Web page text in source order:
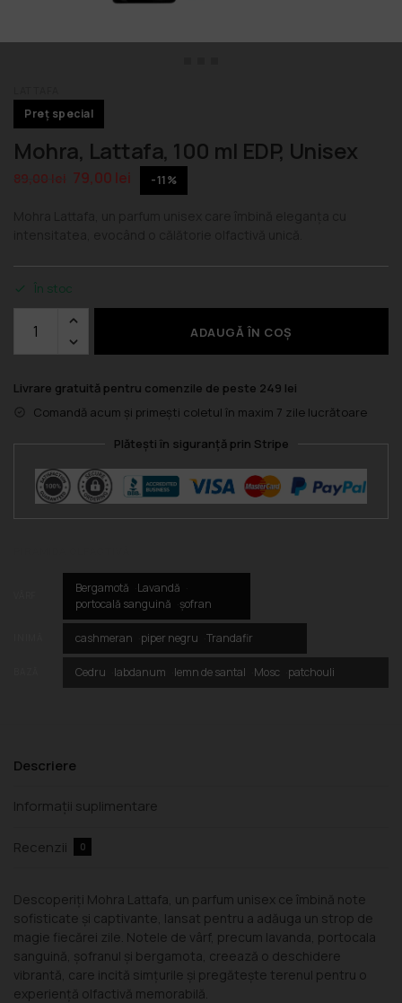
Preț special
Mohra, Lattafa, 100 ml EDP, Unisex
89,00 lei 79,00 lei -11%
În stoc
ADAUGĂ ÎN COȘ
Livrare gratuită pentru comenzile de peste 249 lei
Comandă acum și primești coletul în maxim 7 zile lucrătoare
Plătești în siguranță prin Stripe
Bergamotă
Lavandă
portocală sanguină
șofran
cashmeran piper negru Trandafir
Cedru labdanum lemn de santal Mosc patchouli
Descriere
Informații suplimentare
Recenzii 0
Descoperiți Mohra Lattafa, un parfum unisex ce îmbină note
sofisticate și captivante, lansat pentru a adăuga un strop de
magie fiecărei zile. Notele de vârf, precum lavanda, portocala
sanguină, șofranul și bergamota, creează o deschidere
vibrantă, care incită simțurile și pregătește terenul pentru o
experiență olfactivă memorabilă.